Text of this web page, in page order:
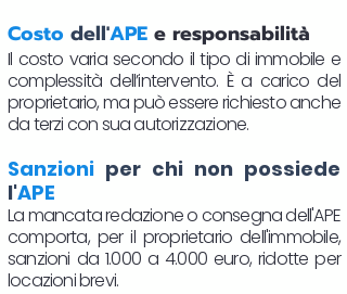
Costo dell'APE e responsabilità
Il costo varia secondo il tipo di immobile e
complessità dell’intervento. È a carico del
proprietario, ma può essere richiesto anche
da terzi con sua autorizzazione.
Sanzioni per chi non possiede
l'APE
La mancata redazione o consegna dell'APE
comporta, per il proprietario dell'immobile,
sanzioni da 1.000 a 4.000 euro, ridotte per
locazioni brevi.